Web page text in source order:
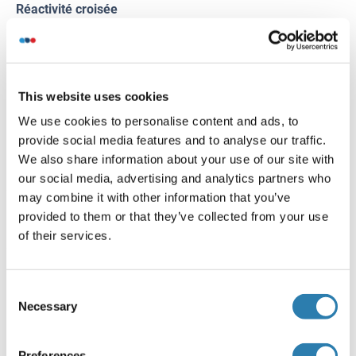
This website uses cookies
We use cookies to personalise content and ads, to
provide social media features and to analyse our traffic.
We also share information about your use of our site with
our social media, advertising and analytics partners who
may combine it with other information that you’ve
provided to them or that they’ve collected from your use
of their services.
Selection
Necessary
Réactivité croisée
Attributs du produit
Immunogène
SFRS7 (NP_001026854.1, 1 a.a. ~ 238 a.a) full-length
human protein.
Alternatives (show)
Information d'application
Indications d'application